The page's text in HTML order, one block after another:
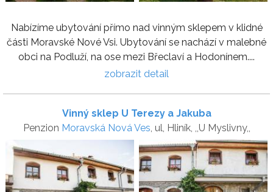
Nabízíme ubytování přímo nad vinným sklepem v klidné
části Moravské Nové Vsi. Ubytování se nachází v malebné
obci na Podluží, na ose mezi Břeclaví a Hodonínem....
zobrazit detail
Vinný sklep U Terezy a Jakuba
Penzion Moravská Nová Ves , ul, Hliník, ,,U Myslivny,,